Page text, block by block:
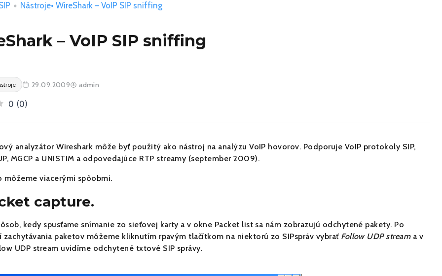
• Nástroje• WireShark – VoIP SIP sniffing
– VoIP SIP sniffing
29.09.2009 admin
0 (0)
analyzátor Wireshark môže byť použitý ako nástroj na analýzu VoIP hovorov. Podporuje VoIP protokoly SIP,
MGCP a UNISTIM a odpovedajúce RTP streamy (september 2009).
môžeme viacerými spôobmi.
capture.
kedy spusťame snímanie zo sieťovej karty a v okne Packet list sa nám zobrazujú odchytené pakety. Po
zachytávania paketov môžeme kliknutím rpavým tlačítkom na niektorú zo SIPspráv vybrať Follow UDP streama v
UDP stream uvidíme odchytené txtové SIP správy.